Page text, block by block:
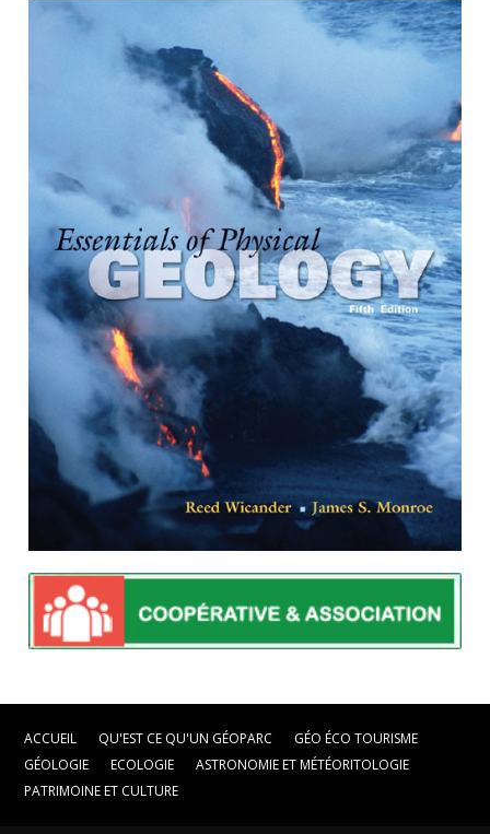
ACCUEIL QU'EST CE QU'UN GÉOPARC
GÉO ÉCO TOURISME
GÉOLOGIE
ECOLOGIE
ASTRONOMIE ET MÉTÉORITOLOGIE
PATRIMOINE ET CULTURE